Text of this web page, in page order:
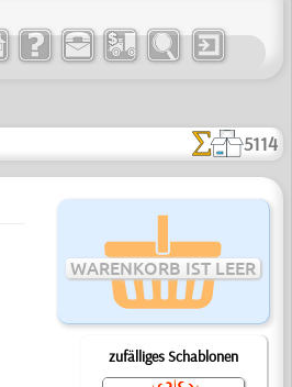
5114
WARENKORB IST LEER
zufälliges Schablonen